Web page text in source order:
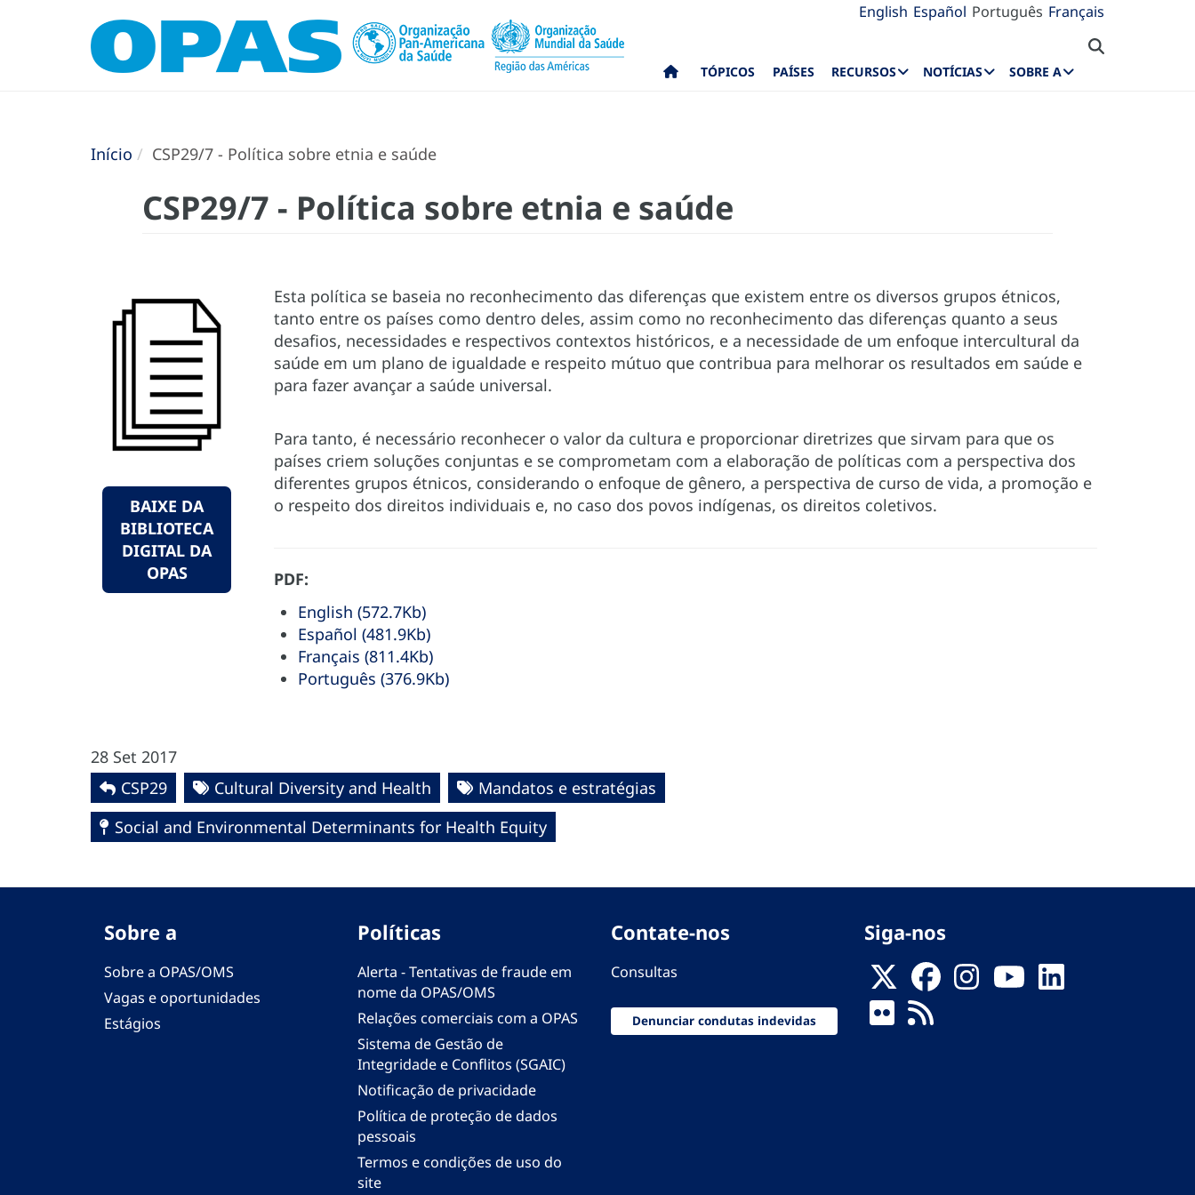
English Español Português Français
TÓPICOS PAÍSES RECURSOS NOTÍCIAS SOBRE A
Início CSP29/7 - Política sobre etnia e saúde
CSP29/7 - Política sobre etnia e saúde
BAIXE DA
BIBLIOTECA
DIGITAL DA
OPAS
Esta política se baseia no reconhecimento das diferenças que existem entre os diversos grupos étnicos,
tanto entre os países como dentro deles, assim como no reconhecimento das diferenças quanto a seus
desafios, necessidades e respectivos contextos históricos, e a necessidade de um enfoque intercultural da
saúde em um plano de igualdade e respeito mútuo que contribua para melhorar os resultados em saúde e
para fazer avançar a saúde universal.
Para tanto, é necessário reconhecer o valor da cultura e proporcionar diretrizes que sirvam para que os
países criem soluções conjuntas e se comprometam com a elaboração de políticas com a perspectiva dos
diferentes grupos étnicos, considerando o enfoque de gênero, a perspectiva de curso de vida, a promoção e
o respeito dos direitos individuais e, no caso dos povos indígenas, os direitos coletivos.
PDF:
English (572.7Kb)
Español (481.9Kb)
Français (811.4Kb)
Português (376.9Kb)
28 Set 2017
CSP29
Cultural Diversity and Health
Mandatos e estratégias
Social and Environmental Determinants for Health Equity
Sobre a
Sobre a OPAS/OMS
Vagas e oportunidades
Estágios
Políticas
Alerta - Tentativas de fraude em
nome da OPAS/OMS
Relações comerciais com a OPAS
Sistema de Gestão de
Integridade e Conflitos (SGAIC)
Notificação de privacidade
Política de proteção de dados
pessoais
Termos e condições de uso do
site
Contate-nos
Consultas
Denunciar condutas indevidas
Siga-nos